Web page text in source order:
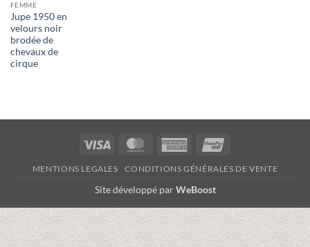
FEMME
Jupe 1950 en
velours noir
brodée de
chevaux de
cirque
Visa MasterCardAmerican
MENTIONS LEGALES CONDITIONS GÉNÉRALES DE VENTE
Site développé parWeBoost